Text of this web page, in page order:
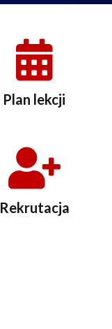
Plan lekcji
Rekrutacja